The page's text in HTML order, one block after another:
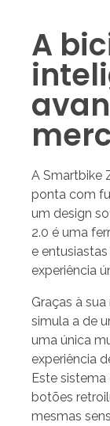
A
A Smartbike
ponta com
um design
2.0 é uma
e
experiência
Graças à
simula a de
uma única
experiência
Este
botões
mesmas